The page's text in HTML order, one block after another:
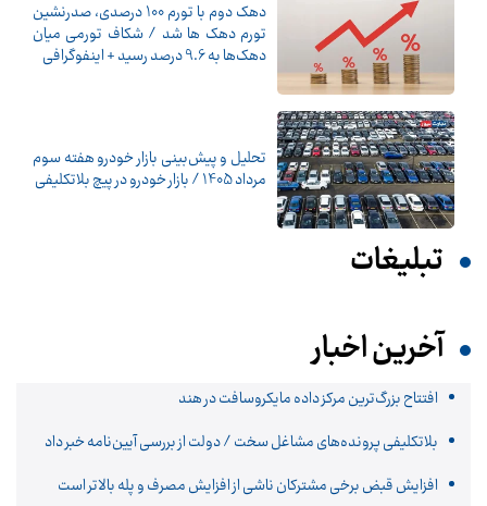
دهک دوم با تورم 100 درصدی، صدرنشین
تورم دهک ها شد / شکاف تورمی میان
دهک‌ها به 9.6 درصد رسید + اینفوگرافی
تحلیل و پیش‌بینی بازار خودرو هفته سوم
مرداد 1405 / بازار خودرو در پیچ بلاتکلیفی
تبلیغات
آخرین اخبار
افتتاح بزرگ‌ترین مرکز داده مایکروسافت در هند
بلاتکلیفی پرونده‌های مشاغل سخت / دولت از بررسی آیین‌نامه خبر داد
افزایش قبض برخی مشترکان ناشی از افزایش مصرف و پله بالاتر است